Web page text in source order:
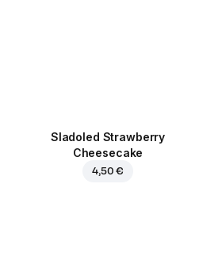
Sladoled Strawberry
Cheesecake
4,50 €